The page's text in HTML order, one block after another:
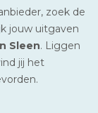
zoek de
jouw uitgaven
Sleen. Liggen
jij het